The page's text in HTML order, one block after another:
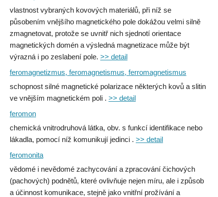
vlastnost vybraných kovových materiálů, při níž se
působením vnějšího magnetického pole dokážou velmi silně
zmagnetovat, protože se uvnitř nich sjednotí orientace
magnetických domén a výsledná magnetizace může být
výrazná i po zeslabení pole. >> detail
feromagnetizmus, feromagnetismus, ferromagnetismus
schopnost silné magnetické polarizace některých kovů a slitin
ve vnějším magnetickém poli . >> detail
feromon
chemická vnitrodruhová látka, obv. s funkcí identifikace nebo
lákadla, pomocí níž komunikují jedinci . >> detail
feromonita
vědomé i nevědomé zachycování a zpracování čichových
(pachových) podnětů, které ovlivňuje nejen míru, ale i způsob
a účinnost komunikace, stejně jako vnitřní prožívání a